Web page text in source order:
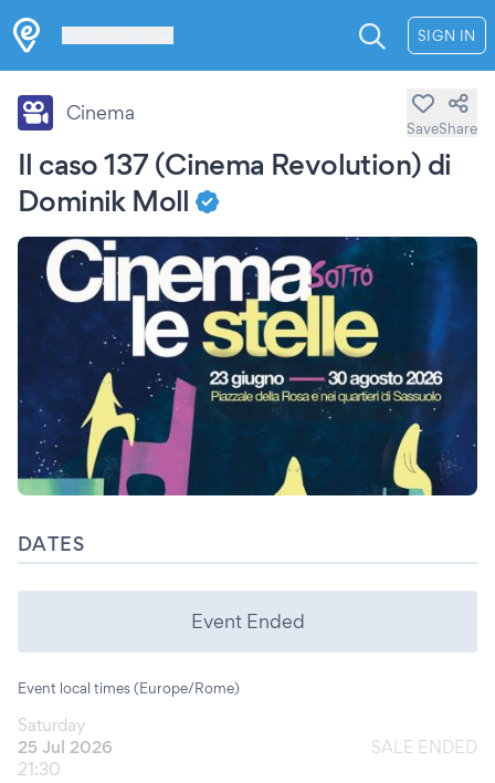
SIGN IN
Il caso 137 (Cinema Revolution) di
Dominik Moll
Cinema
SaveShare
DATES
Event Ended
Event local times (Europe/Rome)
Saturday
25 Jul 2026
21:30
SALE ENDED